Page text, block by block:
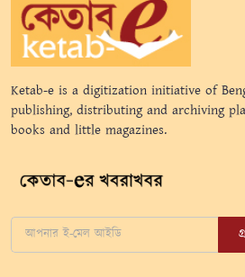
Ketab-e is a digitization initiative of
publishing, distributing and archiving
books and little magazines.